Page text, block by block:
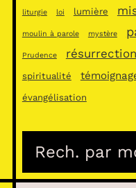
liturgie loi lumière
moulin à parole mystère
Prudence résurrection
spiritualité
évangélisation
c